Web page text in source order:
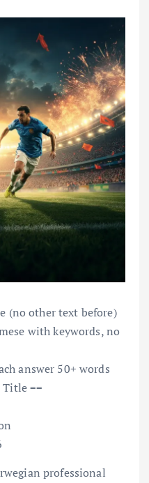
(no other text before)
with keywords, no
answer 50+ words
Title ==
professional